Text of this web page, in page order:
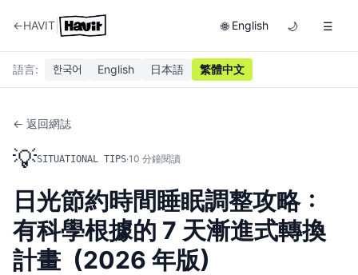
←HAVIT 🌐 English 🌙 ☰
語言: 한국어 English 日本語 繁體中文
← 返回網誌
💡SITUATIONAL TIPS·10 分鐘閱讀
日光節約時間睡眠調整攻略：
有科學根據的 7 天漸進式轉換
計畫（2026 年版）